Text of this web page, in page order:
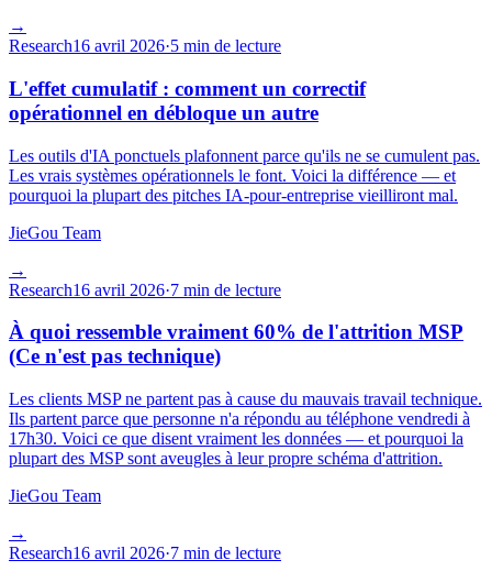
→
Research16 avril 2026·5 min de lecture
L'effet cumulatif : comment un correctif
opérationnel en débloque un autre
Les outils d'IA ponctuels plafonnent parce qu'ils ne se cumulent pas.
Les vrais systèmes opérationnels le font. Voici la différence — et
pourquoi la plupart des pitches IA-pour-entreprise vieilliront mal.
JieGou Team
→
Research16 avril 2026·7 min de lecture
À quoi ressemble vraiment 60% de l'attrition MSP
(Ce n'est pas technique)
Les clients MSP ne partent pas à cause du mauvais travail technique.
Ils partent parce que personne n'a répondu au téléphone vendredi à
17h30. Voici ce que disent vraiment les données — et pourquoi la
plupart des MSP sont aveugles à leur propre schéma d'attrition.
JieGou Team
→
Research16 avril 2026·7 min de lecture